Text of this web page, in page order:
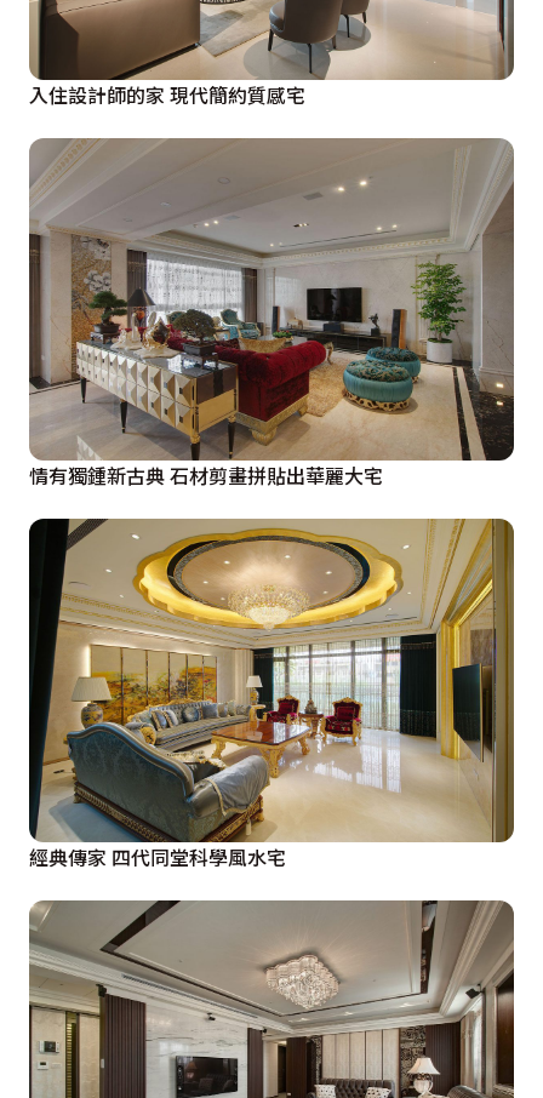
入住設計師的家 現代簡約質感宅
情有獨鍾新古典 石材剪畫拼貼出華麗大宅
經典傳家 四代同堂科學風水宅